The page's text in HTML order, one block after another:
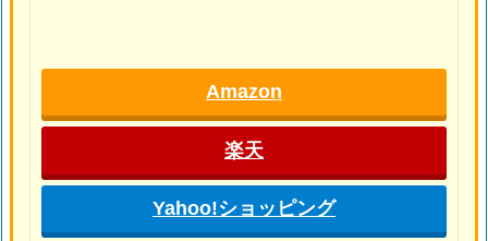
Amazon
楽天
Yahoo!ショッピング